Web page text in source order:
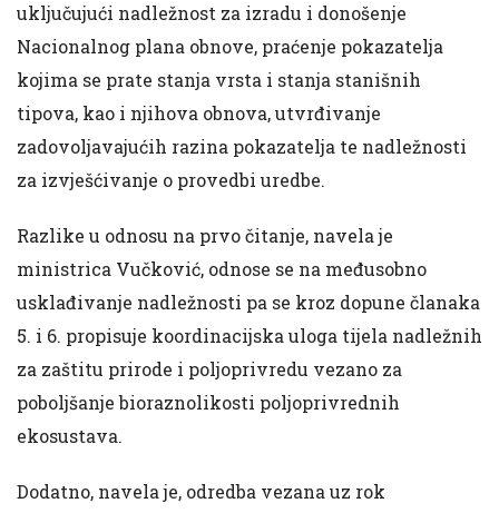
uključujući nadležnost za izradu i donošenje
Nacionalnog plana obnove, praćenje pokazatelja
kojima se prate stanja vrsta i stanja stanišnih
tipova, kao i njihova obnova, utvrđivanje
zadovoljavajućih razina pokazatelja te nadležnosti
za izvješćivanje o provedbi uredbe.
Razlike u odnosu na prvo čitanje, navela je
ministrica Vučković, odnose se na međusobno
usklađivanje nadležnosti pa se kroz dopune članaka
5. i 6. propisuje koordinacijska uloga tijela nadležnih
za zaštitu prirode i poljoprivredu vezano za
poboljšanje bioraznolikosti poljoprivrednih
ekosustava.
Dodatno, navela je, odredba vezana uz rok